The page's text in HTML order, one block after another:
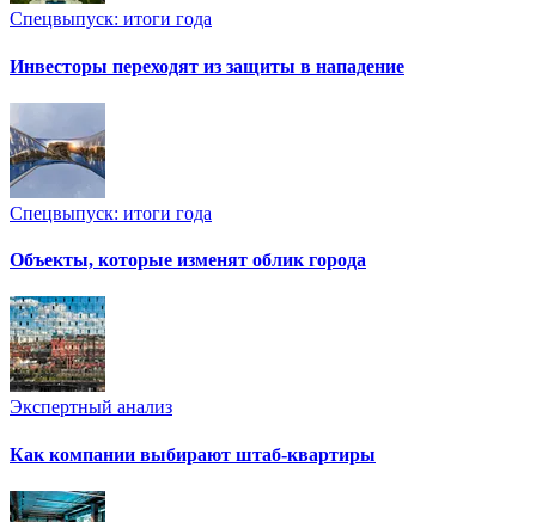
Спецвыпуск: итоги года
Инвесторы переходят из защиты в нападение
Спецвыпуск: итоги года
Объекты, которые изменят облик города
Экспертный анализ
Как компании выбирают штаб-квартиры